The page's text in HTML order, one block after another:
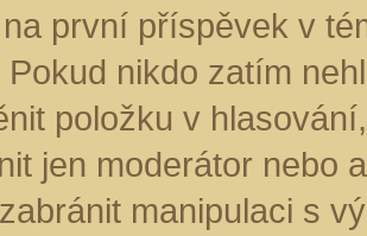
první příspěvek v
Pokud nikdo zatím
položku v
jen moderátor nebo
manipulaci s